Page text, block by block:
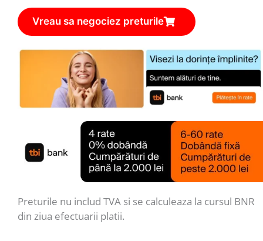
Vreau sa negociez preturile
Preturile nu includ TVA si se calculeaza la cursul BNR
din ziua efectuarii platii.